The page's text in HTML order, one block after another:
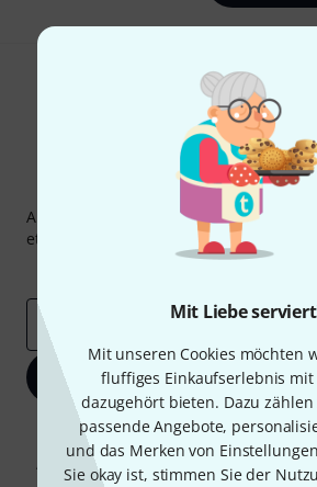
Mit Liebe
Mit unseren Cookies möchten
fluffiges Einkaufserlebnis mit
dazugehört bieten. Dazu
passende Angebote,
und das Merken von
Sie okay ist, stimmen Sie der
Thomann
Abonniere den Thomann Newsletter
etwas Glück einen von
50 Gutscheinen
E-Mail-Adresse
Jetzt anmelden
Mit Klick auf „Jetzt anmelden“ stimmen Sie
Werbung und einer Messung des E-Mail-
Abmeldung ist jederzeit möglich. Weitere
unseren